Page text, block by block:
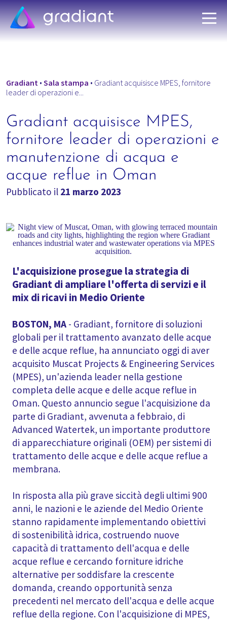
Gradiant • Sala stampa • Gradiant acquisisce MPES, fornitore
leader di operazioni e...
Gradiant acquisisce MPES,
fornitore leader di operazioni e
manutenzione di acqua e
acque reflue in Oman
Pubblicato il 21 marzo 2023
L'acquisizione prosegue la strategia di
Gradiant di ampliare l'offerta di servizi e il
mix di ricavi in Medio Oriente
BOSTON, MA - Gradiant, fornitore di soluzioni
globali per il trattamento avanzato delle acque
e delle acque reflue, ha annunciato oggi di aver
acquisito Muscat Projects & Engineering Services
(MPES), un'azienda leader nella gestione
completa delle acque e delle acque reflue in
Oman. Questo annuncio segue l'acquisizione da
parte di Gradiant, avvenuta a febbraio, di
Advanced Watertek, un importante produttore
di apparecchiature originali (OEM) per sistemi di
trattamento delle acque e delle acque reflue a
membrana.
In risposta alla più grave siccità degli ultimi 900
anni, le nazioni e le aziende del Medio Oriente
stanno rapidamente implementando obiettivi
di sostenibilità idrica, costruendo nuove
capacità di trattamento dell'acqua e delle
acque reflue e cercando forniture idriche
alternative per soddisfare la crescente
domanda, creando opportunità senza
precedenti nel mercato dell'acqua e delle acque
reflue della regione. Con l'acquisizione di MPES,